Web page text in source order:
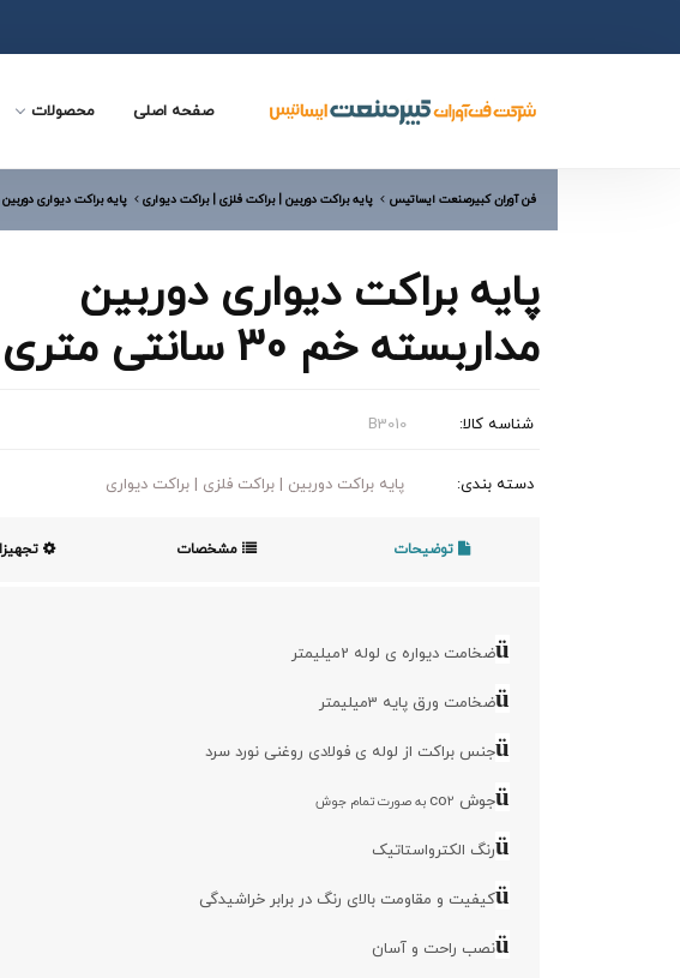
صفحه اصلی محصولات
فن آوران کبیرصنعت ایساتیس پایه براکت دوربین | براکت فلزی | براکت دیواری پایه براکت دیواری دوربین
پایه براکت دیواری دوربین
مداربسته خم 30 سانتی متری
شناسه کالا: B3010
دسته بندی: پایه براکت دوربین | براکت فلزی | براکت دیواری
توضیحات مشخصات
üضخامت دیواره ی لوله 2میلیمتر
üضخامت ورق پایه 3میلیمتر
üجنس براکت از لوله ی فولادی روغنی نورد سرد
üجوش co 2 به صورت تمام جوش
üرنگ الکترواستاتیک
üکیفیت و مقاومت بالای رنگ در برابر خراشیدگی
üنصب راحت و آسان